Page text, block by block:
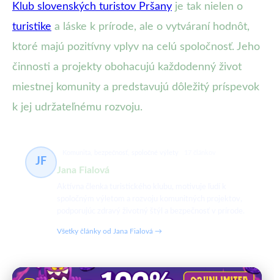
Klub slovenských turistov Pršany je tak nielen o
turistike a láske k prírode, ale o vytváraní hodnôt,
ktoré majú pozitívny vplyv na celú spoločnosť. Jeho
činnosti a projekty obohacujú každodenný život
miestnej komunity a predstavujú dôležitý príspevok
k jej udržateľnému rozvoju.
JF
Jana Fialová
Všetky články od Jana Fialová →